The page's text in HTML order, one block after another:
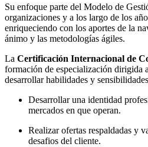
Su enfoque parte del Modelo de
organizaciones y a los largo de los
enriqueciendo con los aportes de la
ánimo y las metodologías ágiles.
La Certificación Internacional de
formación de especialización dirigida
desarrollar habilidades y
Desarrollar una identidad
mercados en que operan.
Realizar ofertas respaldadas y
desafios del cliente.